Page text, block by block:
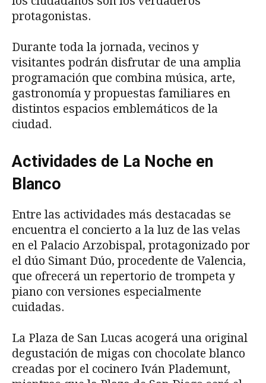
protagonistas.
Durante toda la jornada, vecinos y
visitantes podrán disfrutar de una amplia
programación que combina música, arte,
gastronomía y propuestas familiares en
distintos espacios emblemáticos de la
ciudad.
Actividades de La Noche en
Blanco
Entre las actividades más destacadas se
encuentra el concierto a la luz de las velas
en el Palacio Arzobispal, protagonizado por
el dúo Simant Dúo, procedente de Valencia,
que ofrecerá un repertorio de trompeta y
piano con versiones especialmente
cuidadas.
La Plaza de San Lucas acogerá una original
degustación de migas con chocolate blanco
creadas por el cocinero Iván Plademunt,